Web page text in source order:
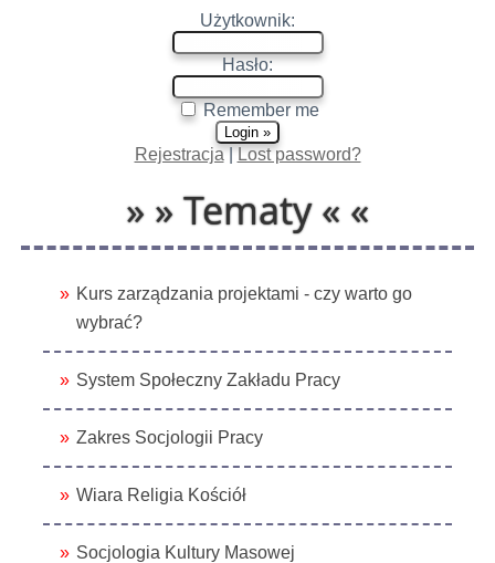
Użytkownik:
Hasło:
Remember me
Rejestracja|Lost password?
» » Tematy « «
Kurs zarządzania projektami - czy warto go
wybrać?
System Społeczny Zakładu Pracy
Zakres Socjologii Pracy
Wiara Religia Kościół
Socjologia Kultury Masowej